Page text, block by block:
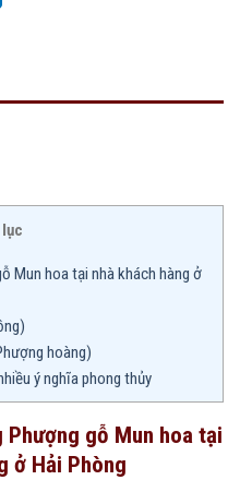
Mun hoa tại nhà khách hàng ở
hoàng)
ý nghĩa phong thủy
Phượng gỗ Mun hoa tại
ở Hải Phòng